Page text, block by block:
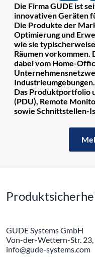
Die Firma GUDE ist
innovativen Geräten
Die Produkte der
Optimierung und
wie sie
Räumen vorkommen.
dabei vom Home-
Industrieumgebungen.
Das Produktportfolio
(PDU), Remote
sowie Schnittstellen-
GUDE Systems GmbH
Von-der-Wettern-Str.
info@gude-systems.com